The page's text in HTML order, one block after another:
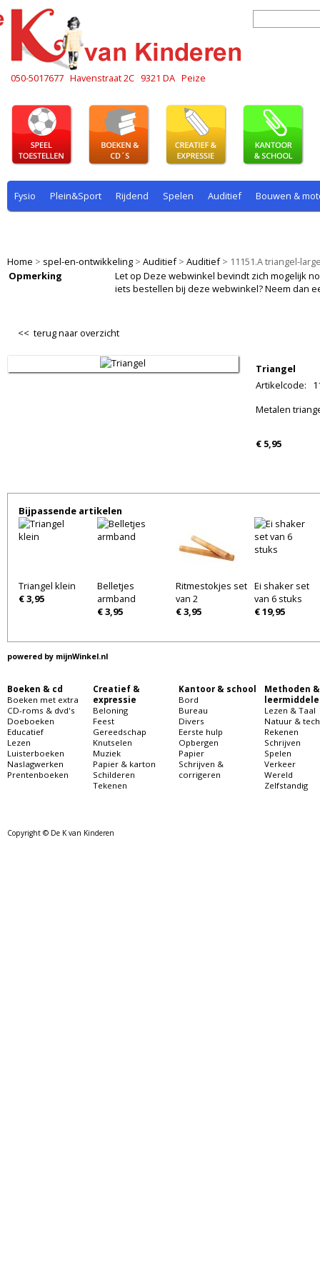
050-5017677 Havenstraat 2C 9321 DA Peize
Fysio Plein&Sport Rijdend Spelen Auditief Bouwen &
Home > spel-en-ontwikkeling > Auditief> Auditief> 11151.A triangel-
Opmerking
Let op Deze webwinkel bevindt zich mogelijk
iets bestellen bij deze webwinkel? Neem dan
<< terug naar overzicht
Triangel
Artikelcode:
Metalen
€ 5,95
Bijpassende artikelen
Triangel klein
€ 3,95
Belletjes
armband
€ 3,95
Ritmestokjes set
van 2
€ 3,95
Ei shaker set
van 6 stuks
€ 19,95
powered by mijnWinkel.nl
Boeken & cd
Boeken met extra
CD-roms & dvd's
Doeboeken
Educatief
Lezen
Luisterboeken
Naslagwerken
Prentenboeken
Creatief &
expressie
Beloning
Feest
Gereedschap
Knutselen
Muziek
Papier & karton
Schilderen
Tekenen
Kantoor & school
Bord
Bureau
Divers
Eerste hulp
Opbergen
Papier
Schrijven &
corrigeren
Methoden &
Lezen & Taal
Natuur &
Rekenen
Schrijven
Spelen
Verkeer
Wereld
Zelfstandig
Copyright © De K van Kinderen